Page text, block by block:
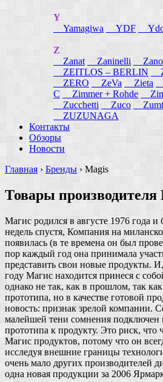
Y
Yamagiwa
YDF
Z
Zanat
Zaninelli
ZEITLOS – BERLIN
ZERO
ZeVa Zieta
C
Zimmer + Rohde
Zucchetti
Zuco
ZUZUNAGA
Контакты
Обзоры
Новости
Главная › Бренды › Magis
Товары производителя
Магис родился в августе 1976 года и
недель спустя, Компания на
появилась (в те времена он был
пор каждый год она принимала
представить свои новые продукты.
году Магис находится принеся с
однако не так, как в прошлом, так
прототипа, но в качестве готовой
новость: признак зрелой компании.
малейшей тени сомнения подключен
прототипа к продукту. Это риск, что
Магис продуктов, потому что он
исследуя внешние границы
очень мало других производителей
одна новая продукции за 2006